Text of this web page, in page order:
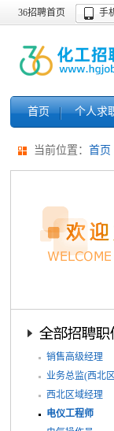
36招聘首页 手
首页 个人求
当前位置： 首页
销售高级经理
业务总监(西北
西北区域经理
电仪工程师